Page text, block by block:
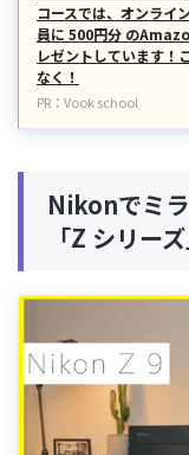
コースでは、オンライ
員に 500円分 の
レゼントしています！
なく！
PR：Vook school
Nikonでミ
「Z シリーズ